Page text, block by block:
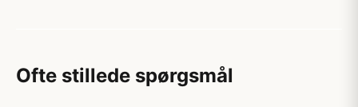
Ofte stillede spørgsmål